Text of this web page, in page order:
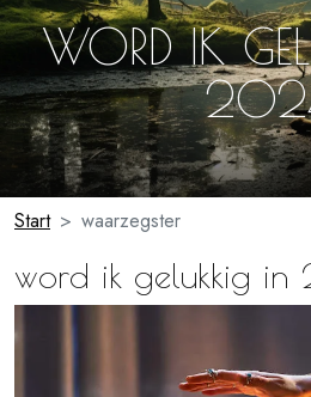
WORD IK
Start waarzegster
word ik gelukkig